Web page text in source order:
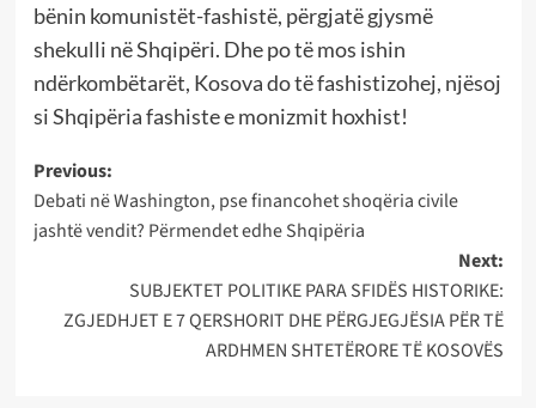
bënin komunistët-fashistë, përgjatë gjysmë
shekulli në Shqipëri. Dhe po të mos ishin
ndërkombëtarët, Kosova do të fashistizohej, njësoj
si Shqipëria fashiste e monizmit hoxhist!
Post
navigation
Previous:
Debati në Washington, pse financohet shoqëria civile
jashtë vendit? Përmendet edhe Shqipëria
Next:
SUBJEKTET POLITIKE PARA SFIDËS HISTORIKE:
ZGJEDHJET E 7 QERSHORIT DHE PËRGJEGJËSIA PËR TË
ARDHMEN SHTETËRORE TË KOSOVËS